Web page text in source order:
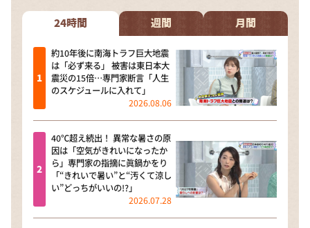
24時間 週間 月間
約10年後に南海トラフ巨大地震
は「必ず来る」 被害は東日本大
震災の15倍…専門家断言「人生
のスケジュールに入れて」
2026.08.06
40℃超え続出！ 異常な暑さの原
因は「空気がきれいになったか
ら」専門家の指摘に眞鍋かをり
「“きれいで暑い”と“汚くて涼し
い”どっちがいいの!?」
2026.07.28